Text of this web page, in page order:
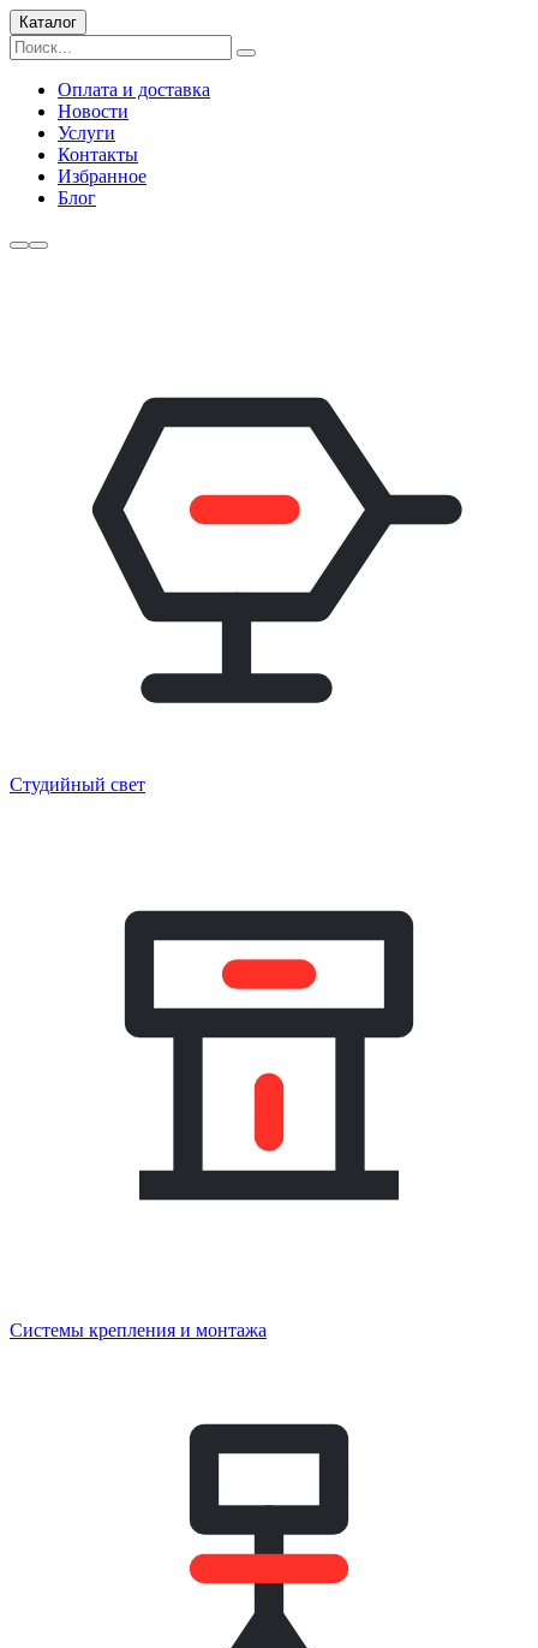
Каталог
Оплата и доставка
Новости
Услуги
Контакты
Избранное
Блог
Студийный свет
Системы крепления и монтажа